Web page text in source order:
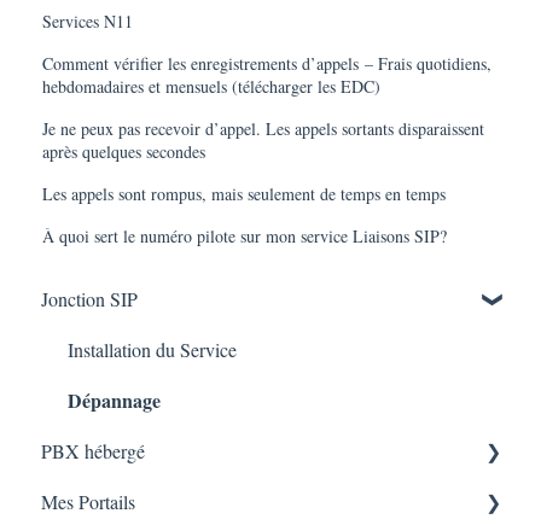
Services N11
Comment vérifier les enregistrements d’appels – Frais quotidiens,
hebdomadaires et mensuels (télécharger les EDC)
Je ne peux pas recevoir d’appel. Les appels sortants disparaissent
après quelques secondes
Les appels sont rompus, mais seulement de temps en temps
À quoi sert le numéro pilote sur mon service Liaisons SIP?
Jonction SIP
Installation du Service
Dépannage
PBX hébergé
Installation du Service
Mes Portails